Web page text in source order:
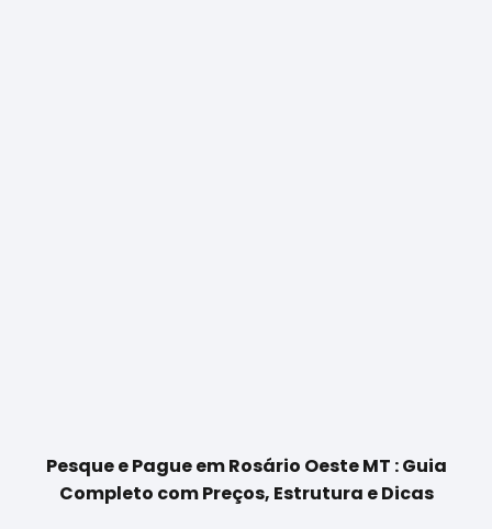
Pesque e Pague em Rosário Oeste MT : Guia
Completo com Preços, Estrutura e Dicas